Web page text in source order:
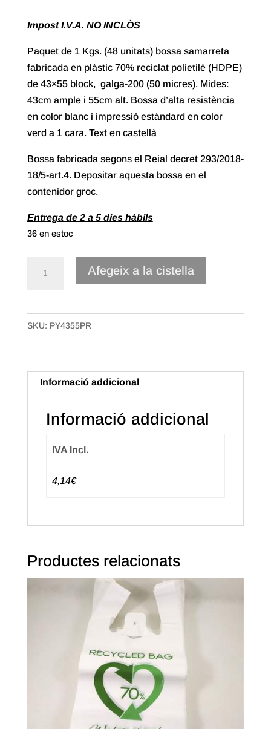
Impost I.V.A. NO INCLÒS
Paquet de 1 Kgs. (48 unitats) bossa samarreta
fabricada en plàstic 70% reciclat polietilè (HDPE)
de 43×55 block, galga-200 (50 micres). Mides:
43cm ample i 55cm alt. Bossa d’alta resistència
en color blanc i impressió estàndard en color
verd a 1 cara. Text en castellà
Bossa fabricada segons el Reial decret 293/2018-
18/5-art.4. Depositar aquesta bossa en el
contenidor groc.
Entrega de 2 a 5 dies hàbils
36 en estoc
Samarreta
Plàstic
43x55
50mc.
Paquet
castellà
Afegeix a la cistella
SKU: PY4355PR
Informació addicional
Informació addicional
IVA Incl.
4,14€
Productes relacionats